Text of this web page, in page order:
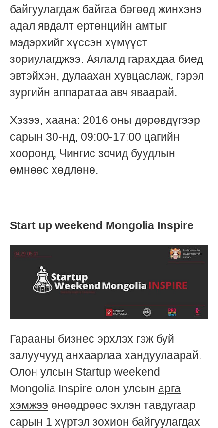
байгуулагдаж байгаа бөгөөд жинхэнэ
адал явдалт ертөнцийн амтыг
мэдэрхийг хүссэн хүмүүст
зориулагджээ. Аялалд гарахдаа биед
эвтэйхэн, дулаахан хувцаслаж, гэрэл
зургийн аппаратаа авч яваарай.
Хэзээ, хаана: 2016 оны дөрөвдүгээр
сарын 30-нд, 09:00-17:00 цагийн
хооронд, Чингис зочид буудлын
өмнөөс хөдлөнө.
Start up weekend Mongolia Inspire
Гарааны бизнес эрхлэх гэж буй
залуучууд анхаарлаа хандуулаарай.
Олон улсын Startup weekend
Mongolia Inspire олон улсын арга
хэмжээ өнөөдрөөс эхлэн тавдугаар
сарын 1 хүртэл зохион байгуулагдах